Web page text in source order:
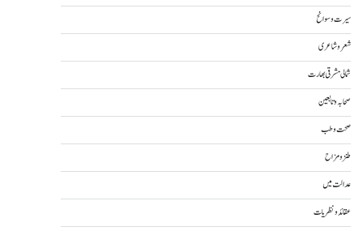
سیرت و سوانح
شعر و شاعری
شمالی مشرقی بھارت
صحابہ و تابعین
صحت و طب
طنز و مزاح
عدالت میں
عقائد و نظریات